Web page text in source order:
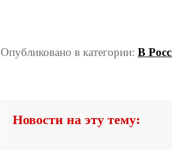
Опубликовано в категории: В
Новости на эту тему: